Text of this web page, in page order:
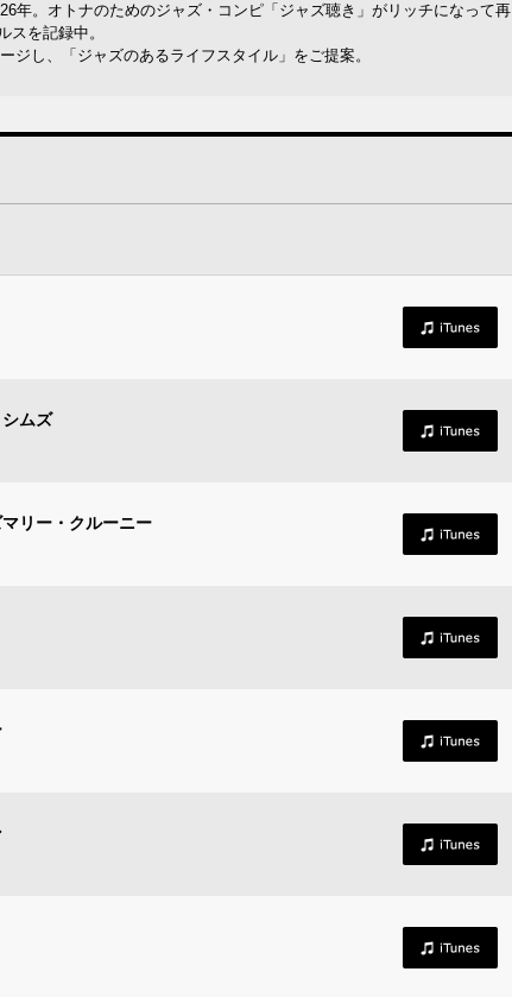
年。オトナのためのジャズ・コンピ「ジャズ聴き」がリッチになって再
スを記録中。
し、「ジャズのあるライフスタイル」をご提案。
ムズ
リー・クルーニー